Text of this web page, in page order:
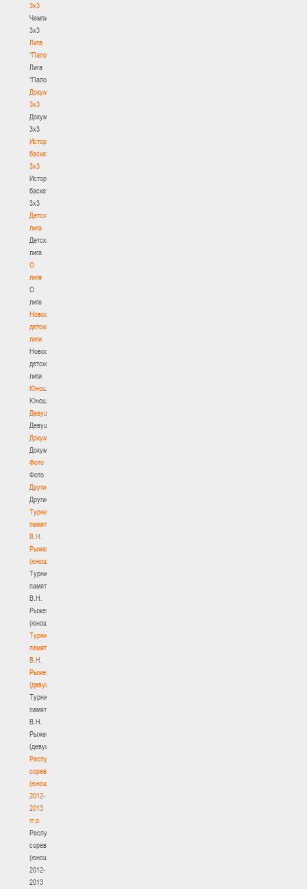
3х3
Чемпионат
3х3
Лига
"Палова"
Лига
"Палова"
Документы
3х3
Документы
3х3
История
баскетбола
3х3
История
баскетбола
3х3
Детская
лига
Детская
лига
О
лиге
О
лиге
Новости
детской
лиги
Новости
детской
лиги
Юноши
Юноши
Девушки
Девушки
Документы
Документы
Фото
Фото
Другие
Другие
Турнир
памяти
В.Н.
Рыженкова
(юноши)
Турнир
памяти
В.Н.
Рыженкова
(юноши)
Турнир
памяти
В.Н.
Рыженкова
(девушки)
Турнир
памяти
В.Н.
Рыженкова
(девушки)
Республиканские
соревнования
(юноши)
2012-
2013
гг.р.
Республиканские
соревнования
(юноши)
2012-
2013